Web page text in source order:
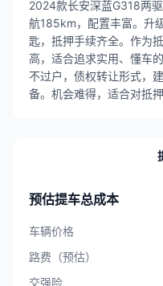
2024款长安深蓝G318两
航185km，配置丰富。升
匙，抵押手续齐全。作为
高，适合追求实用、懂车
不过户，债权转让形式，
备。机会难得，适合对抵
预估提车总成本
车辆价格
路费（预估）
交强险